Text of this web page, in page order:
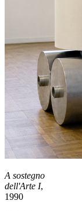
A sostegno
dell'Arte I,
1990